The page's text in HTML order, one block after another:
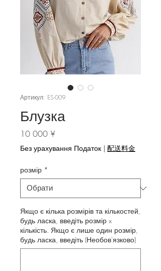
Артикул: ES-009
Блузка
10 000 ¥Ціна
Без урахування Податок | 配送料金
розмір *
Якщо є кілька розмірів та кількостей,
будь ласка, введіть розмір x
кількість. Якщо є лише один розмір,
будь ласка, введіть (Необов'язково)